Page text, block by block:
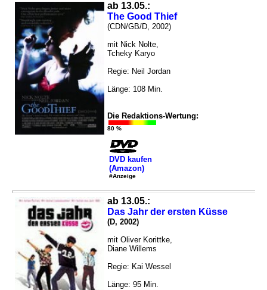
ab 13.05.:
The Good Thief
(CDN/GB/D, 2002)
mit Nick Nolte,
Tcheky Karyo
Regie: Neil Jordan
Länge: 108 Min.
Die Redaktions-Wertung:
80 %
DVD kaufen
(Amazon)
#Anzeige
ab 13.05.:
Das Jahr der ersten Küsse
(D, 2002)
mit Oliver Korittke,
Diane Willems
Regie: Kai Wessel
Länge: 95 Min.